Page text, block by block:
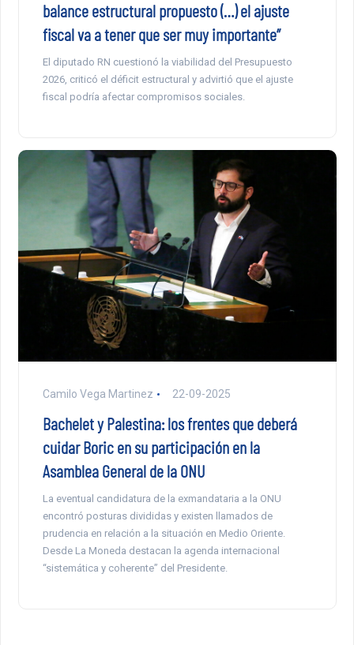
balance estructural propuesto (…) el ajuste
fiscal va a tener que ser muy importante”
El diputado RN cuestionó la viabilidad del Presupuesto
2026, criticó el déficit estructural y advirtió que el ajuste
fiscal podría afectar compromisos sociales.
Camilo Vega Martinez 22-09-2025
Bachelet y Palestina: los frentes que deberá
cuidar Boric en su participación en la
Asamblea General de la ONU
La eventual candidatura de la exmandataria a la ONU
encontró posturas divididas y existen llamados de
prudencia en relación a la situación en Medio Oriente.
Desde La Moneda destacan la agenda internacional
“sistemática y coherente” del Presidente.